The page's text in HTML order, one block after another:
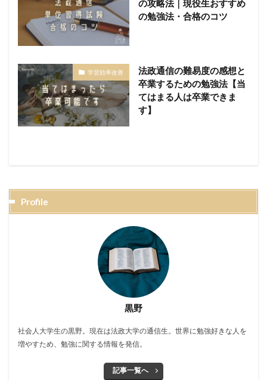
の攻略法｜現役生おすすめ
の勉強法・合格のコツ
学習効率改善
法政通信の難易度の感想と
卒業するための勉強法【当
てはまる人は卒業できま
す】
Profile
黒野
社会人大学生の黒野。現在は法政大学の通信生。世界に勉強好きな人を
増やすため、勉強に関する情報を発信。
記事一覧へ